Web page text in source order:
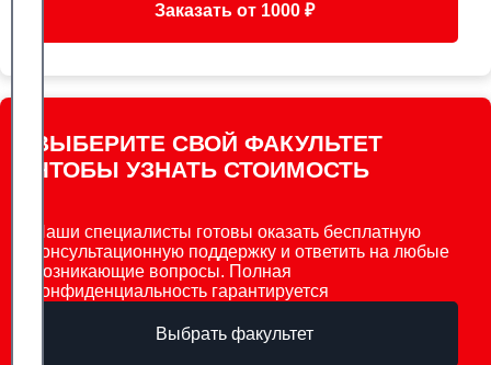
Заказать от 1000 ₽
ВЫБЕРИТЕ СВОЙ ФАКУЛЬТЕТ
ЧТОБЫ УЗНАТЬ СТОИМОСТЬ
Наши специалисты готовы оказать бесплатную
консультационную поддержку и ответить на любые
возникающие вопросы. Полная
конфиденциальность гарантируется
Выбрать факультет